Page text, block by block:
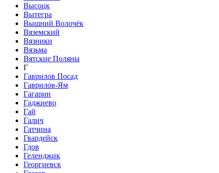
Высоцк
Вытегра
Вышний Волочёк
Вяземский
Вязники
Вязьма
Вятские Поляны
Г
Гаврилов Посад
Гаврилов-Ям
Гагарин
Гаджиево
Гай
Галич
Гатчина
Гвардейск
Гдов
Геленджик
Георгиевск